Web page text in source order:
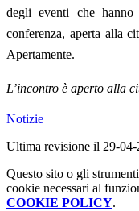
degli eventi che
conferenza, aperta alla
Apertamente.
L’incontro è aperto alla
Notizie
Ultima revisione il 29-04-
Questo sito o gli
cookie necessari al
COOKIE POLICY.